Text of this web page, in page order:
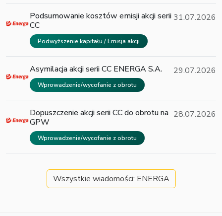
Podsumowanie kosztów emisji akcji serii
CC
Podwyższenie kapitału / Emisja akcji
31.07.2026
Asymilacja akcji serii CC ENERGA S.A.
Wprowadzenie/wycofanie z obrotu
29.07.2026
Dopuszczenie akcji serii CC do obrotu na
GPW
Wprowadzenie/wycofanie z obrotu
28.07.2026
Wszystkie wiadomości: ENERGA